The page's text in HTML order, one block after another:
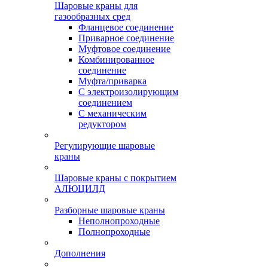
Шаровые краны для
газообразных сред
Фланцевое соединение
Приварное соединение
Муфтовое соединение
Комбинированное
соединение
Муфта/приварка
С электроизолирующим
соединением
С механическим
редуктором
Регулирующие шаровые
краны
Шаровые краны с покрытием
АЛЮЦИЛД
Разборные шаровые краны
Неполнопроходные
Полнопроходные
Дополнения